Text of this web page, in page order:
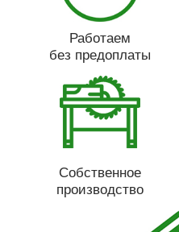
Работаем
без предоплаты
Собственное
производство